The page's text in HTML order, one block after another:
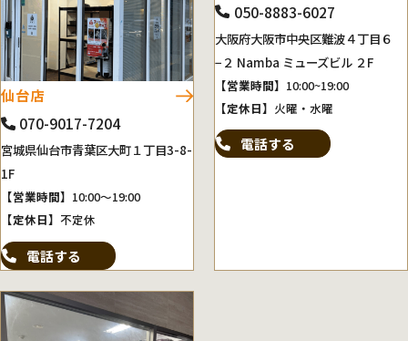
仙台店
070-9017-7204
宮城県仙台市青葉区大町１丁目3-8-
1F
【営業時間】 10:00～19:00
【定休日】 不定休
電話する
050-8883-6027
大阪府大阪市中央区難波４丁目６
−２ Namba ミューズビル ２F
【営業時間】 10:00~19:00
【定休日】 火曜・水曜
電話する